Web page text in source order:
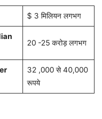
$ 3 मिलियन लगभग
20 -25 करोड़ लगभग
32 ,000 से 40,000
रूपये